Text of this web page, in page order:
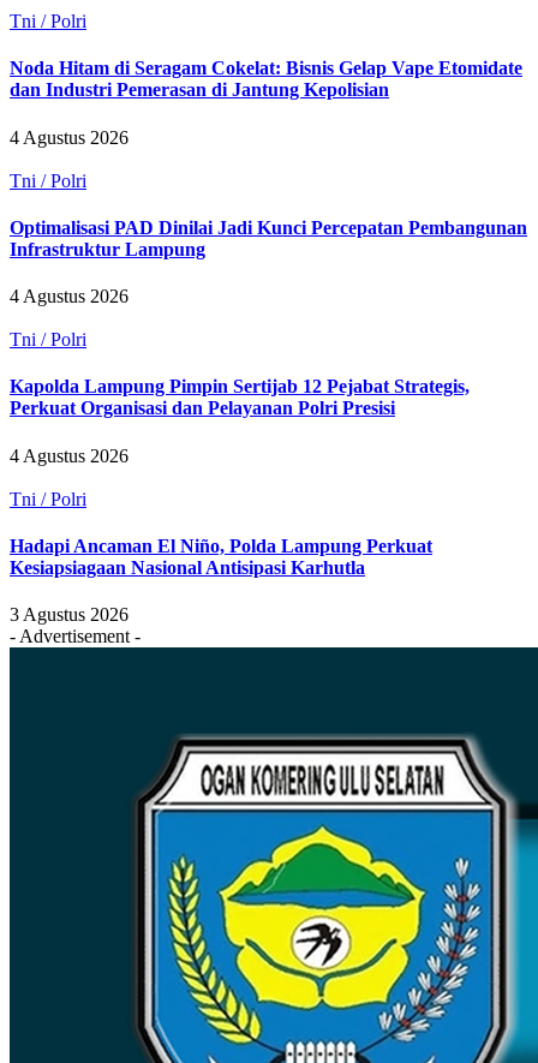
Tni / Polri
Noda Hitam di Seragam Cokelat: Bisnis Gelap Vape Etomidate
dan Industri Pemerasan di Jantung Kepolisian
4 Agustus 2026
Tni / Polri
Optimalisasi PAD Dinilai Jadi Kunci Percepatan Pembangunan
Infrastruktur Lampung
4 Agustus 2026
Tni / Polri
Kapolda Lampung Pimpin Sertijab 12 Pejabat Strategis,
Perkuat Organisasi dan Pelayanan Polri Presisi
4 Agustus 2026
Tni / Polri
Hadapi Ancaman El Niño, Polda Lampung Perkuat
Kesiapsiagaan Nasional Antisipasi Karhutla
3 Agustus 2026
- Advertisement -